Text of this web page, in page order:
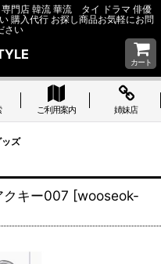
門店 韓流 華流 タイ ドラマ 俳優
購入代行 お探し商品お気軽にお問
さい
カート
ご利用案内 姉妹店
ッズ
クキー007 [wooseok-